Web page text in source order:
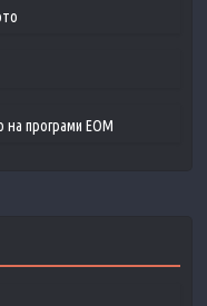
на програми ЕОМ